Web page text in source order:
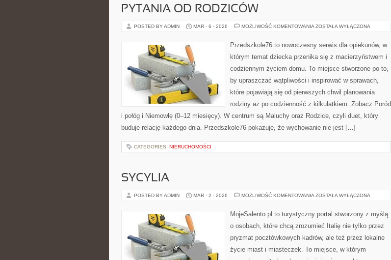
PYTANIA OD RODZICÓW
POSTED BY ADMIN MAR - 6 - 2026 MOŻLIWOŚĆ KOMENTOWANIA PYTANIA
ZOSTAŁA WYŁĄCZONA
Przedszkole76 to nowoczesny serwis dla opiekunów, w
którym temat dziecka przenika się z macierzyństwem i
codziennym życiem domu. To miejsce stworzone po to,
by upraszczać wątpliwości i inspirować w sprawach,
które pojawiają się od pierwszych chwil planowania
rodziny aż po codzienność z kilkulatkiem. Zobacz Poród
i połóg i Niemowlę (0–12 miesięcy). W centrum są Maluchy oraz Rodzice, czyli duet, który
buduje relację każdego dnia. Przedszkole76 pokazuje, że wychowanie nie jest […]
CATEGORIES: NIERUCHOMOŚCI
SYCYLIA
POSTED BY ADMIN MAR - 2 - 2026 MOŻLIWOŚĆ KOMENTOWANIA SYCYLIA
ZOSTAŁA WYŁĄCZONA
MojeSalento.pl to turystyczny portal stworzony z myślą
o osobach, które chcą zrozumieć Italię nie tylko przez
pryzmat pocztówkowych kadrów, ale też przez lokalne
życie miast i miasteczek. To miejsce, w którym